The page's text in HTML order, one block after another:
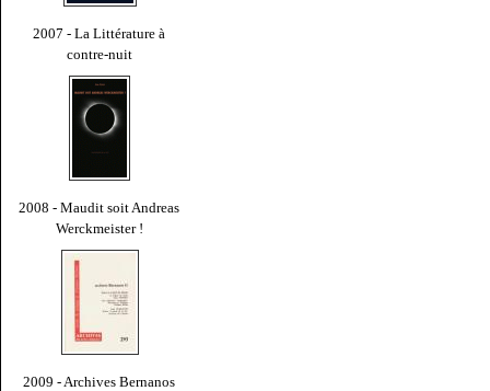
2007 - La Littérature à
contre-nuit
2008 - Maudit soit Andreas
Werckmeister !
2009 - Archives Bernanos